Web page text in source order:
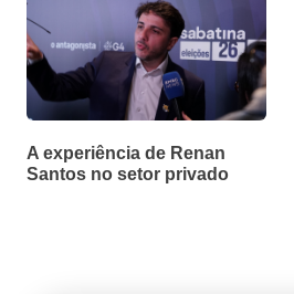
A experiência de Renan
Santos no setor privado